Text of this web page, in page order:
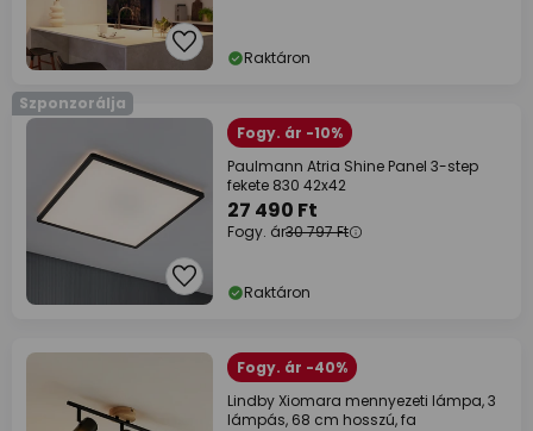
Raktáron
Szponzorálja
Fogy. ár -10%
Paulmann Atria Shine Panel 3-step
fekete 830 42x42
27 490 Ft
Fogy. ár30 797 Ft
Raktáron
Fogy. ár -40%
Lindby Xiomara mennyezeti lámpa, 3
lámpás, 68 cm hosszú, fa